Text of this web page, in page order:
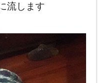
流します